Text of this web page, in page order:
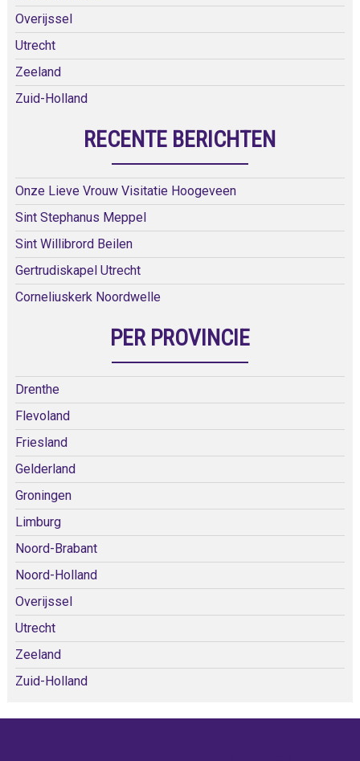
Overijssel
Utrecht
Zeeland
Zuid-Holland
RECENTE BERICHTEN
Onze Lieve Vrouw Visitatie Hoogeveen
Sint Stephanus Meppel
Sint Willibrord Beilen
Gertrudiskapel Utrecht
Corneliuskerk Noordwelle
PER PROVINCIE
Drenthe
Flevoland
Friesland
Gelderland
Groningen
Limburg
Noord-Brabant
Noord-Holland
Overijssel
Utrecht
Zeeland
Zuid-Holland